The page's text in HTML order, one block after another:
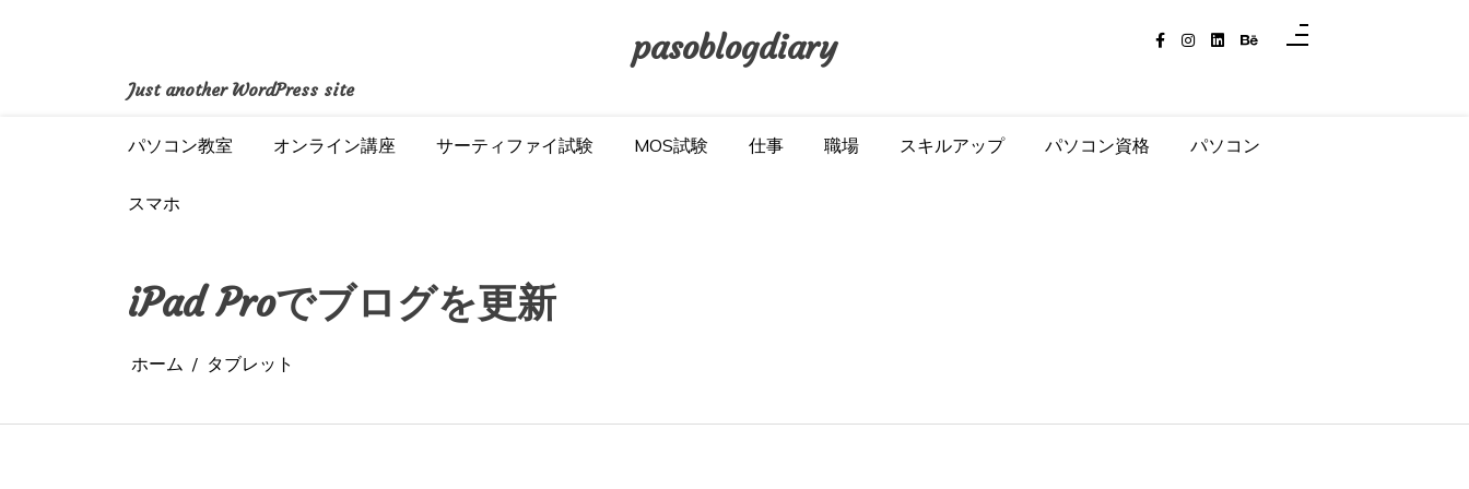
pasoblogdiary
Just another WordPress site
パソコン教室 オンライン講座 サーティファイ試験 MOS試験 仕事 職場 スキルアップ パソコン資格 パソコン
スマホ
iPad Proでブログを更新
ホーム タブレット